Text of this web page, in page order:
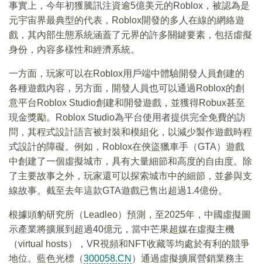
事實上，今年初獲騰訊注資逾5億美元的Roblox，被認為是
元宇宙界最典型的代表，Roblox開發的多人在線的網絡遊
戲，其內部生態系統涵蓋了元界的許多關鍵要素，包括虛擬
身份，內容多樣性和經濟系統。
一方面，玩家可以在Roblox用戶端中體驗開發人員創建的
各種遊戲內容，另方面，開發人員也可以通過Roblox的創
意平台Roblox Studio創建和開發遊戲，並獲得Robux甚至
現金獎勵。Roblox Studio為平台使用者提供完全免費的訪
問，其程式設計語言被封裝和模組化，以減少製作遊戲時程
式設計的障礙。例如，Roblox在俠盜獵車手（GTA）遊戲
中創建了一個虛擬城市，具有大量細節和高度的自由度。除
了主要故事之外，玩家還可以探索城市中的細節，並參與支
線故事。截至去年這款GTA遊戲已售出超過1.4億份。
根據頭豹研究所（Leadleo）預測，至2025年，中國虛擬圖
示產業將擴展到超過40億元，當中芒果超媒在虛擬主機
（virtual hosts），VR視頻和NFT收藏等均處於有利的競爭
地位。藍色光標（300058.CN ）通過虛擬擴展營銷業務主